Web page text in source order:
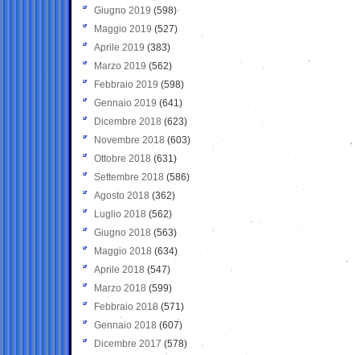
Giugno 2019 (598)
Maggio 2019 (527)
Aprile 2019 (383)
Marzo 2019 (562)
Febbraio 2019 (598)
Gennaio 2019 (641)
Dicembre 2018 (623)
Novembre 2018 (603)
Ottobre 2018 (631)
Settembre 2018 (586)
Agosto 2018 (362)
Luglio 2018 (562)
Giugno 2018 (563)
Maggio 2018 (634)
Aprile 2018 (547)
Marzo 2018 (599)
Febbraio 2018 (571)
Gennaio 2018 (607)
Dicembre 2017 (578)